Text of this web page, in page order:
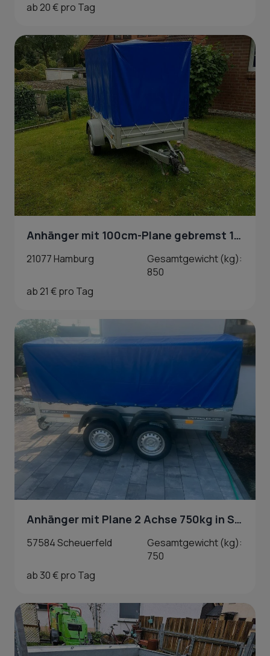
ab 20 € pro Tag
Anhänger mit 100cm-Plane gebremst 100 km/h Zulassung in Hamburg
21077 Hamburg
Gesamtgewicht (kg):
850
ab 21 € pro Tag
Anhänger mit Plane 2 Achse 750kg in Scheuerfeld
57584 Scheuerfeld
Gesamtgewicht (kg):
750
ab 30 € pro Tag